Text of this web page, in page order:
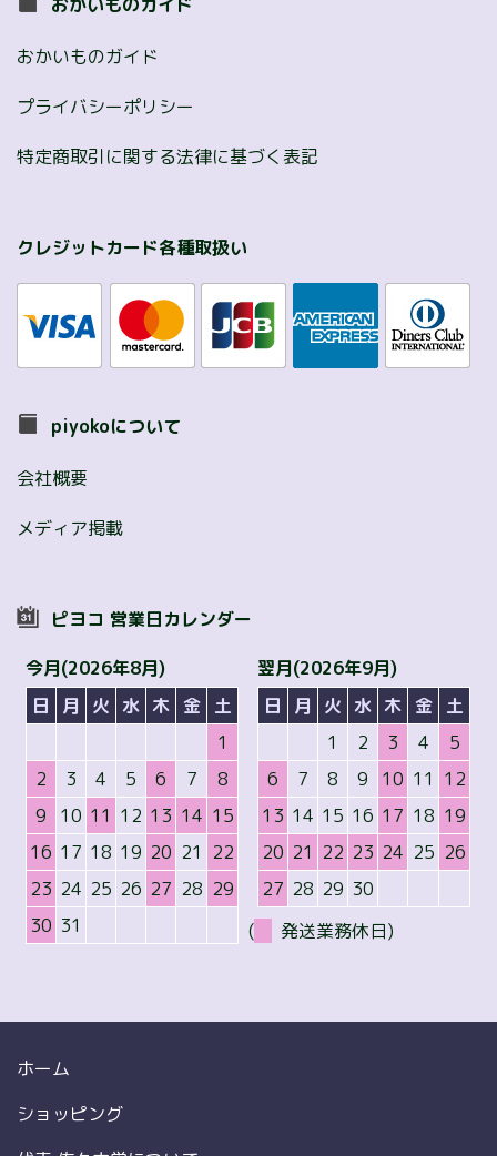
おかいものガイド
プライバシーポリシー
特定商取引に関する法律に基づく表記
クレジットカード各種取扱い
piyokoについて
会社概要
メディア掲載
ピヨコ 営業日カレンダー
今月(2026年8月)
日
月 火 水 木 金 土
1
2
3 4 5 6 7
8
9
10 11 12 13 14 15
16 17 18 19 20 21 22
23 24 25 26 27 28 29
30 31
翌月(2026年9月)
日
月 火 水 木 金
土
1
2 3 4
5
6
7 8 9 10 11 12
13 14 15 16 17 18 19
20 21 22 23 24 25 26
27 28 29 30
(
発送業務休日)
ホーム
ショッピング